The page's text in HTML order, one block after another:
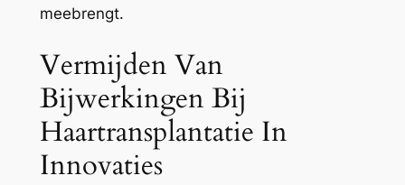
meebrengt.
Vermijden Van
Bijwerkingen Bij
Haartransplantatie In
Innovaties